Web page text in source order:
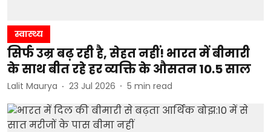
स्वास्थ्य
सिर्फ उम्र बढ़ रही है, सेहत नहीं! भारत में बीमारी
के साथ बीत रहे हर व्यक्ति के औसतन 10.5 साल
Lalit Maurya 23 Jul 2026 5 min read